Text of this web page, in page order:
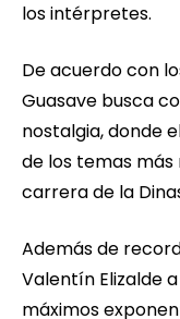
los intérpretes.
De acuerdo con
Guasave busca
nostalgia, donde
de los temas
carrera de la
Además de
Valentín Elizalde
máximos